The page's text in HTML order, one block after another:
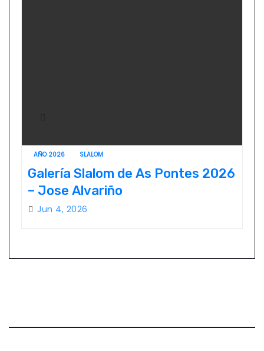
AÑO 2026 SLALOM
Galería Slalom de As Pontes 2026
– Jose Alvariño
Jun 4, 2026